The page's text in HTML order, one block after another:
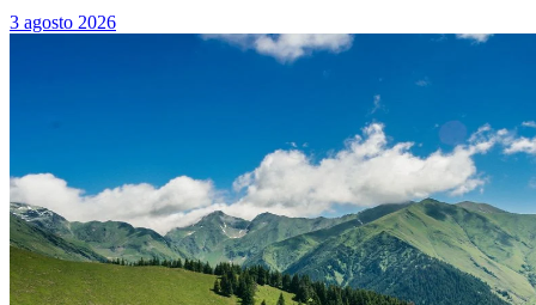
3 agosto 2026